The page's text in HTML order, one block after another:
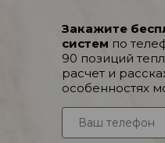
Закажите
систем по
90 позиций
расчет и
особенностях